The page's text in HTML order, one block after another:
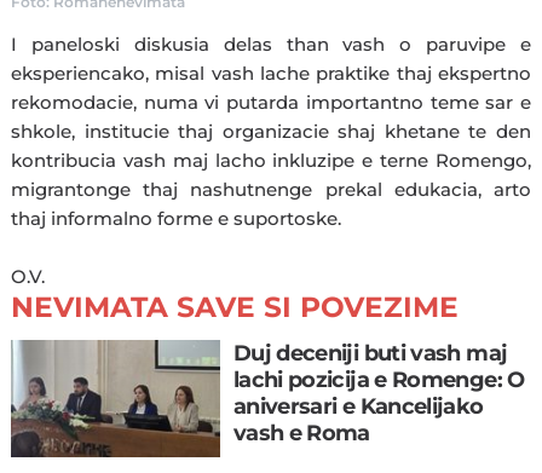
I paneloski diskusia delas than vash o paruvipe e
eksperiencako, misal vash lache praktike thaj ekspertno
rekomodacie, numa vi putarda importantno teme sar e
shkole, institucie thaj organizacie shaj khetane te den
kontribucia vash maj lacho inkluzipe e terne Romengo,
migrantonge thaj nashutnenge prekal edukacia, arto
thaj informalno forme e suportoske.
O.V.
NEVIMATA SAVE SI POVEZIME
Duj deceniji buti vash maj
lachi pozicija e Romenge: O
aniversari e Kancelijako
vash e Roma